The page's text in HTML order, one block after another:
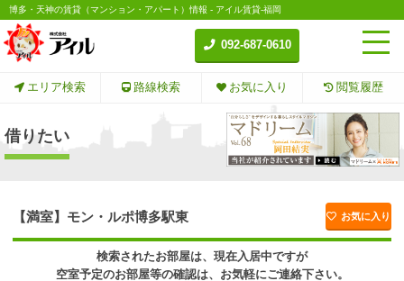
博多・天神の賃貸（マンション・アパート）情報 - アイル賃貸-福岡
092-687-0610
エリア検索 路線検索 お気に入り 閲覧履歴
借りたい
【満室】モン・ルポ博多駅東 お気に入り
検索されたお部屋は、現在入居中ですが
空室予定のお部屋等の確認は、お気軽にご連絡下さい。